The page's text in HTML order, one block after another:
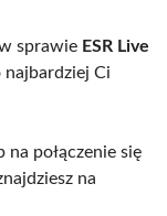
sprawie ESR Live
najbardziej Ci
na połączenie się
na